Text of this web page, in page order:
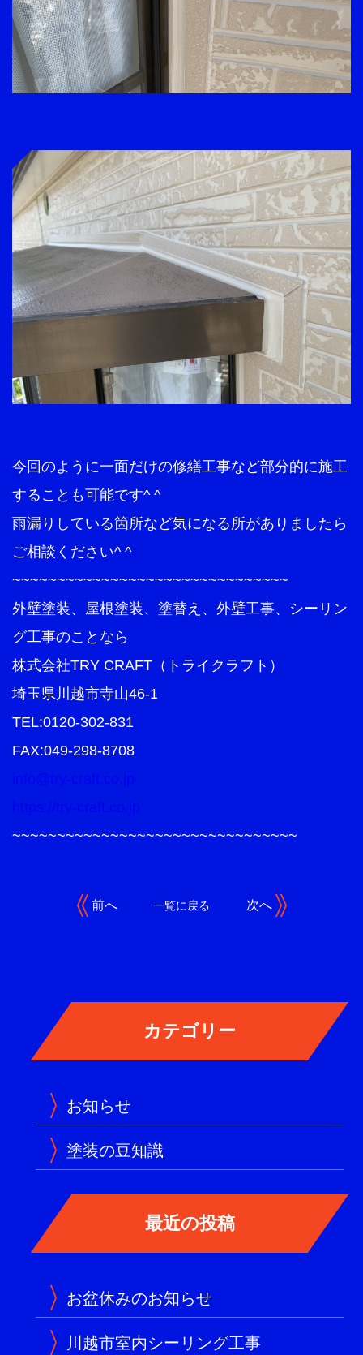
今回のように一面だけの修繕工事など部分的に施工
することも可能です^ ^
雨漏りしている箇所など気になる所がありましたら
ご相談ください^ ^
~~~~~~~~~~~~~~~~~~~~~~~~~~~~~~~
外壁塗装、屋根塗装、塗替え、外壁工事、シーリン
グ工事のことなら
株式会社TRY CRAFT（トライクラフト）
埼玉県川越市寺山46-1
TEL:0120-302-831
FAX:049-298-8708
~~~~~~~~~~~~~~~~~~~~~~~~~~~~~~~~
前へ 一覧に戻る 次へ
お知らせ
塗装の豆知識
お盆休みのお知らせ
川越市室内シーリング工事